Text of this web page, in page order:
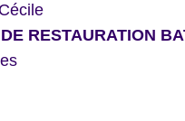
RESTAURATION